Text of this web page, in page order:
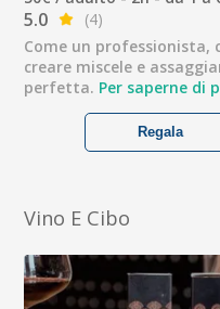
5.0
(4)
Come un
creare miscele e
perfetta. Per saperne di
Regala
Vino E Cibo